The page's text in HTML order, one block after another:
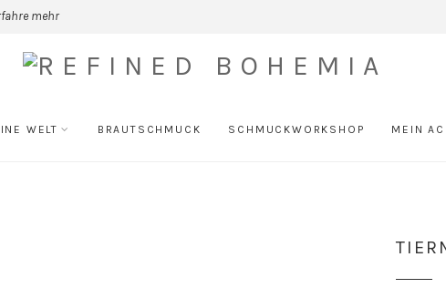
mehr
WELT BRAUTSCHMUCK SCHMUCKWORKSHOP MEIN